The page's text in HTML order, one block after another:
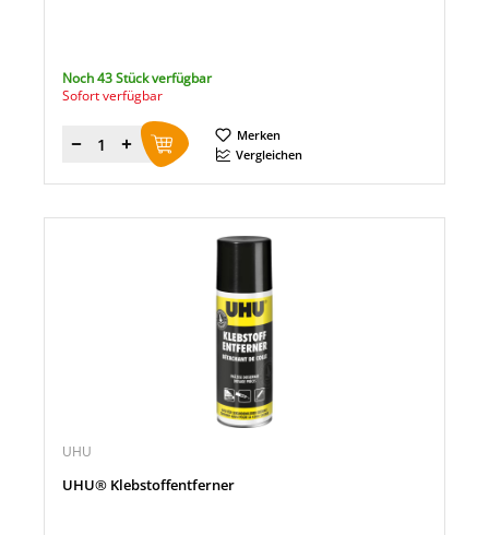
Noch 43 Stück verfügbar
Sofort verfügbar
Menge
Merken
Vergleichen
UHU
UHU® Klebstoffentferner